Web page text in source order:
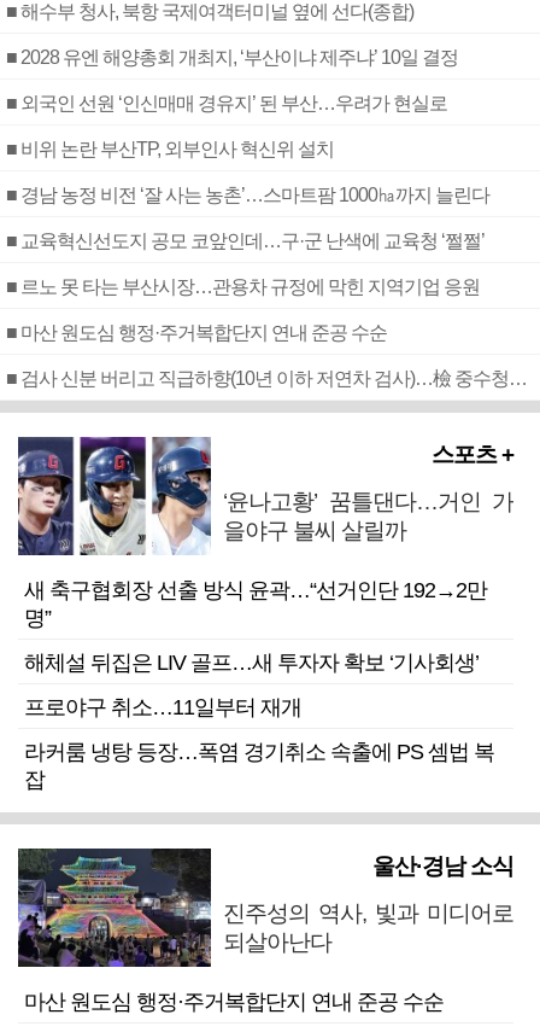
■ 해수부 청사, 북항 국제여객터미널 옆에 선다(종합)
■ 2028 유엔 해양총회 개최지, ‘부산이냐 제주냐’ 10일 결정
■ 외국인 선원 ‘인신매매 경유지’ 된 부산…우려가 현실로
■ 비위 논란 부산TP, 외부인사 혁신위 설치
■ 경남 농정 비전 ‘잘 사는 농촌’…스마트팜 1000㏊까지 늘린다
■ 교육혁신선도지 공모 코앞인데…구·군 난색에 교육청 ‘쩔쩔’
■ 르노 못 타는 부산시장…관용차 규정에 막힌 지역기업 응원
■ 마산 원도심 행정·주거복합단지 연내 준공 수순
■ 검사 신분 버리고 직급하향(10년 이하 저연차 검사)…檢 중수청행 기피
스포츠 +
‘윤나고황’ 꿈틀댄다…거인 가
을야구 불씨 살릴까
새 축구협회장 선출 방식 윤곽…“선거인단 192→2만
명”
해체설 뒤집은 LIV 골프…새 투자자 확보 ‘기사회생’
프로야구 취소…11일부터 재개
라커룸 냉탕 등장…폭염 경기취소 속출에 PS 셈법 복
잡
울산·경남 소식
진주성의 역사, 빛과 미디어로
되살아난다
마산 원도심 행정·주거복합단지 연내 준공 수순